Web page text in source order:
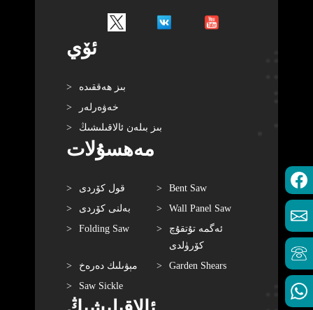
ئۆي
بىز ھەققىدە
خەۋەرلەر
بىز بىلەن ئالاقىلىشىڭ
مەھسۇلات
قول كۆردى
Bent Saw
بەلنى كۆردى
Wall Panel Saw
Folding Saw
ئەگمە تۇتقۇچ
كۆرۈلدى
مېۋىلىك دەرەخ
Garden Shears
Saw Sickle